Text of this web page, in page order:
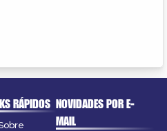
RÁPIDOS NOVIDADES POR E-
MAIL